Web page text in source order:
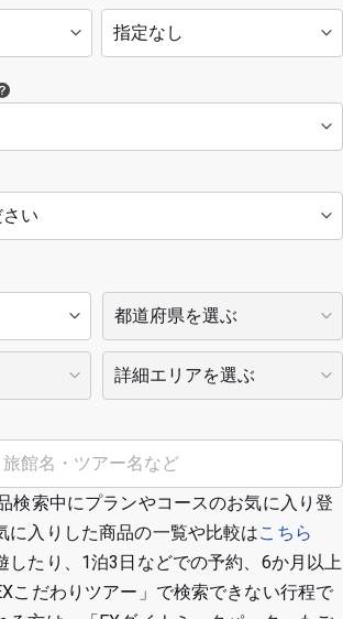
検索中にプランやコースのお気に入り登
に入りした商品の一覧や比較はこちら
たり、1泊3日などでの予約、6か月以上
こだわりツアー」で検索できない行程で